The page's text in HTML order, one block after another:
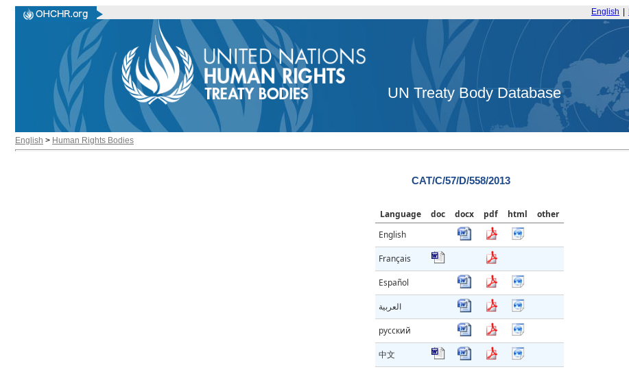
English
UN Treaty Body Database
English > Human Rights Bodies
CAT/C/57/D/558/2013
Language doc docx pdf html
other
English
Français
Español
العربية
русский
中文